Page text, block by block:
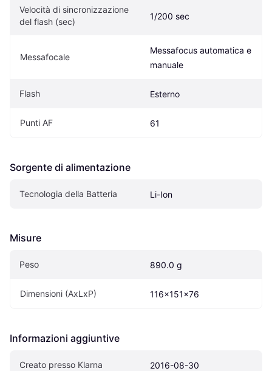
Velocità di sincronizzazione
del flash (sec)
1/200 sec
Messafocale
Messafocus automatica e
manuale
Flash Esterno
Punti AF 61
Sorgente di alimentazione
Tecnologia della Batteria Li-Ion
Misure
Peso 890.0 g
Dimensioni (AxLxP) 116x151x76
Informazioni aggiuntive
Creato presso Klarna 2016-08-30